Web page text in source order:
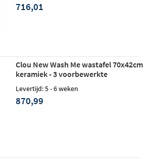
716,01
Clou New Wash Me wastafel 70x42cm
keramiek - 3 voorbewerkte
Levertijd: 5 - 6 weken
870,99